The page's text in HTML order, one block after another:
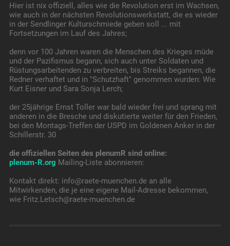
Hier ist nix offiziell, alles wie die Revolution erst im Wachsen,
wie auch in der nächsten Revolutionswerkstatt, die es wieder
in der Sendlinger Kulturschmiede geben soll ... mit
Fortsetzungen im Lauf des Jahres;
denn vor 100 Jahren waren die Menschen des Krieges müde
und der Pazifismus begann, sich auch unter Soldaten und
Rüstungsarbeitenden zu verbreiten, bis Streiks begannen, die
Redner verhaftet und in "Schutzhaft" genommen wurden: Wie
Kurt Eisner und Sara Sonja Lerch;
der 25jährige Ernst Toller war bald wieder frei und sprang mit
anderen in die Bresche und diskutierte weiter für den Frieden,
bei den Montags-Treffen der USPD im Goldenen Anker in der
Schillerstr. 30
die offiziellen Seiten des plenumR sind online:
plenum-R.org Mailing-Liste abonnieren:
Kontakt direkt: info@raete-muenchen.de an alle
Mitwirkenden, die je eine eigene Mail-Adresse bekommen,
wie Fritz.Letsch@raete-muenchen.de